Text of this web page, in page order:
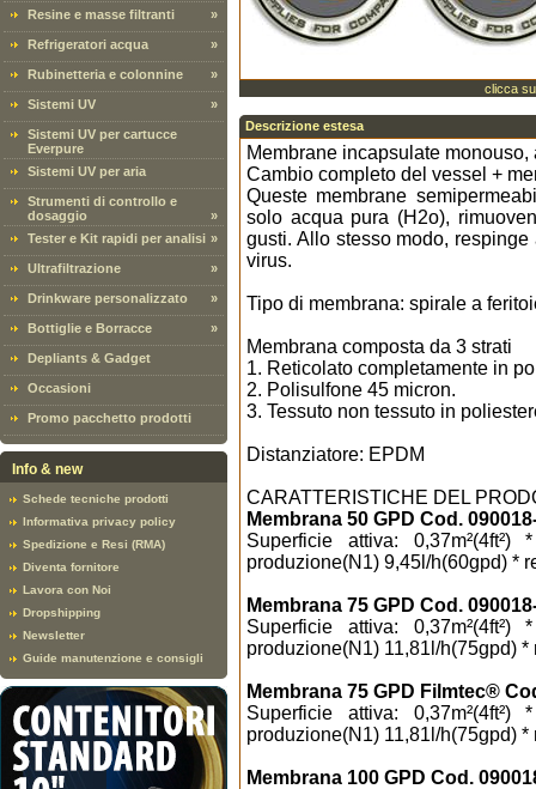
Resine e masse filtranti
»
Refrigeratori acqua »
Rubinetteria e colonnine »
Sistemi UV »
Sistemi UV per cartucce
Everpure
Sistemi UV per aria
Strumenti di controllo e
dosaggio
»
Tester e Kit rapidi per analisi »
Ultrafiltrazione »
Drinkware personalizzato »
Bottiglie e Borracce »
Depliants & Gadget
Occasioni
Promo pacchetto prodotti
Info & new
Schede tecniche prodotti
Informativa privacy policy
Spedizione e Resi (RMA)
Diventa fornitore
Lavora con Noi
Dropshipping
Newsletter
Guide manutenzione e consigli
clicca
Descrizione estesa
Membrane incapsulate monouso,
Cambio completo del vessel +
Queste membrane
solo acqua pura (H2o),
gusti. Allo stesso modo,
virus.
Tipo di membrana: spirale a
Membrana composta da 3 strati
1. Reticolato completamente in
2. Polisulfone 45 micron.
3. Tessuto non tessuto in
Distanziatore: EPDM
CARATTERISTICHE DEL
Membrana 50 GPD Cod.
Superficie attiva:
produzione(N1) 9,45l/h(60gpd) *
Membrana 75 GPD Cod.
Superficie attiva:
produzione(N1) 11,81l/h(75gpd)
Membrana 75 GPD Filmtec®
Superficie attiva:
produzione(N1) 11,81l/h(75gpd)
Membrana 100 GPD Cod.